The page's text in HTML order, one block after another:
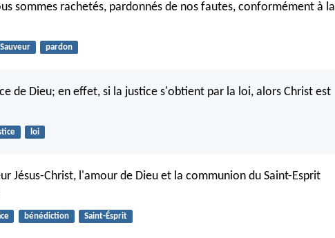
sommes rachetés, pardonnés de nos fautes, conformément à la
Sauveur pardon
de Dieu; en effet, si la justice s'obtient par la loi, alors Christ est
loi
Jésus-Christ, l'amour de Dieu et la communion du Saint-Esprit
bénédiction Saint-Ésprit